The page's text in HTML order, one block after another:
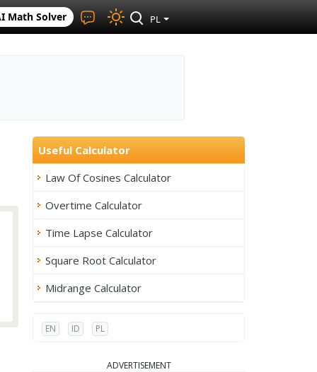
Math Solver PL
Useful Calculator
Law Of Cosines Calculator
Overtime Calculator
Time Lapse Calculator
Square Root Calculator
Midrange Calculator
EN ID PL
ADVERTISEMENT